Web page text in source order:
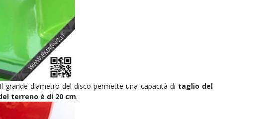
grande diametro del disco permette una capacità di taglio del
terreno è di 20 cm.